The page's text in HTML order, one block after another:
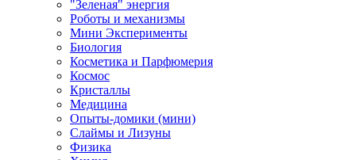
"Зеленая" энергия
Роботы и механизмы
Мини Эксперименты
Биология
Косметика и Парфюмерия
Космос
Кристаллы
Медицина
Опыты-домики (мини)
Слаймы и Лизуны
Физика